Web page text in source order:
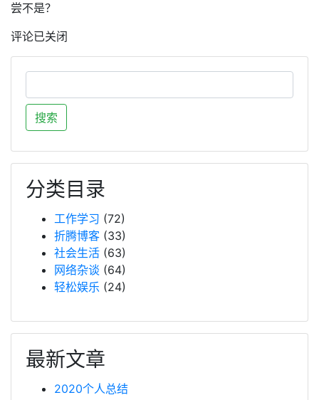
尝不是？
评论已关闭
分类目录
工作学习 (72)
折腾博客 (33)
社会生活 (63)
网络杂谈 (64)
轻松娱乐 (24)
最新文章
2020个人总结